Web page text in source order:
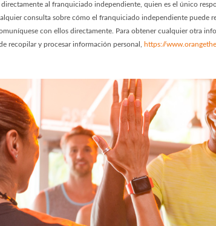
al franquiciado independiente, quien es el único
consulta sobre cómo el franquiciado independiente puede
con ellos directamente. Para obtener cualquier otra
recopilar y procesar información personal,
https://